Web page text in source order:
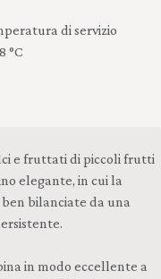
di servizio
°C
e fruttati di piccoli frutti
elegante, in cui la
bilanciate da una
in modo eccellente a